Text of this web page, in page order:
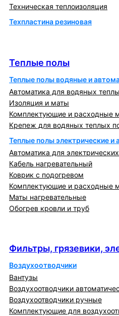
Техническая теплоизоляция
Техпластина резиновая
Теплые полы
Теплые полы водяные и
Автоматика для водяных
Изоляция и маты
Комплектующие и расходные
Крепеж для водяных теплых
Теплые полы электрические и
Автоматика для
Кабель нагревательный
Коврик с подогревом
Комплектующие и расходные
Маты нагревательные
Обогрев кровли и труб
Фильтры, грязевики,
Воздухоотводчики
Вантузы
Воздухоотводчики
Воздухоотводчики ручные
Комплектующие для